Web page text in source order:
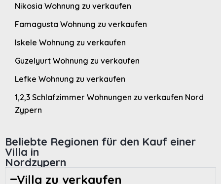
Nikosia Wohnung zu verkaufen
Famagusta Wohnung zu verkaufen
Iskele Wohnung zu verkaufen
Guzelyurt Wohnung zu verkaufen
Lefke Wohnung zu verkaufen
1,2,3 Schlafzimmer Wohnungen zu verkaufen Nord
Zypern
Beliebte Regionen für den Kauf einer
Villa in
Nordzypern
Villa zu verkaufen